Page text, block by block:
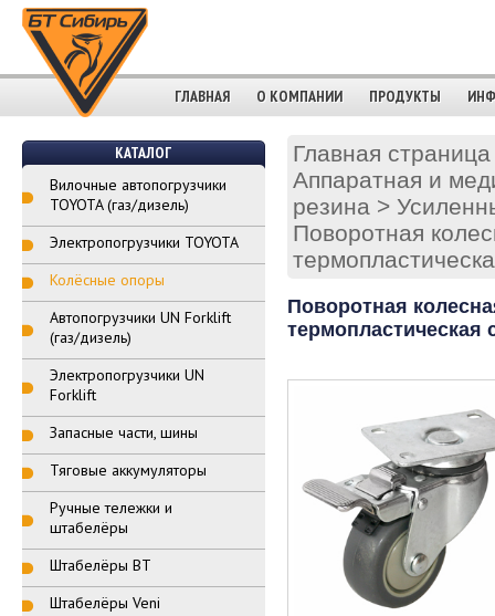
ГЛАВНАЯ О КОМПАНИИ ПРОДУКТЫ
КАТАЛОГ
Вилочные автопогрузчики
TOYOTA (газ/дизель)
Электропогрузчики TOYOTA
Колёсные опоры
Автопогрузчики UN Forklift
(газ/дизель)
Электропогрузчики UN
Forklift
Запасные части, шины
Тяговые аккумуляторы
Ручные тележки и
штабелёры
Штабелёры BT
Штабелёры Veni
Главная страница
Аппаратная и
резина>
Поворотная
Поворотная
термопластическая